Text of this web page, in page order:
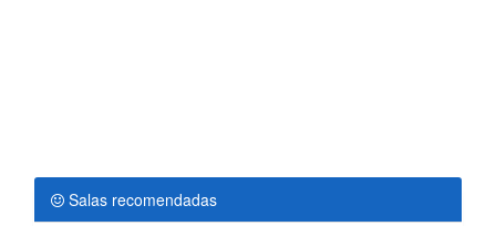
Salas recomendadas